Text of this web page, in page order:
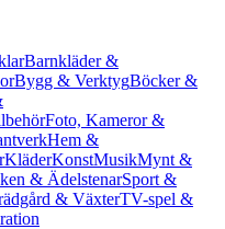
Barnkläder &
Bygg & VerktygBöcker &
Foto, Kameror &
Hem &
KläderKonstMusikMynt &
& ÄdelstenarSport &
& VäxterTV-spel &